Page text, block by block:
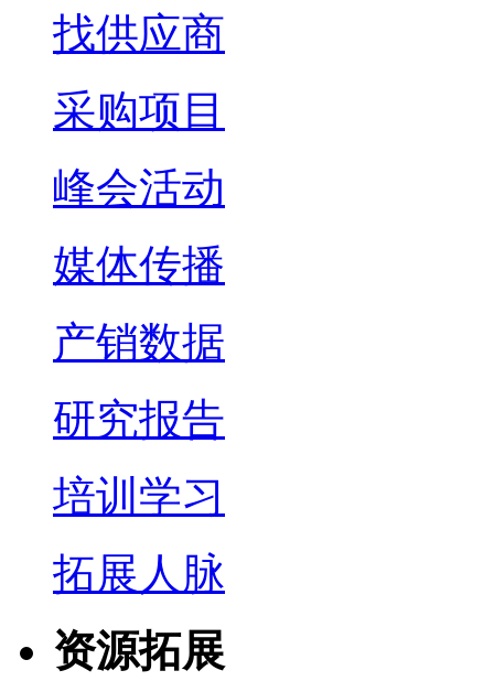
找供应商
采购项目
峰会活动
媒体传播
产销数据
研究报告
培训学习
拓展人脉
资源拓展